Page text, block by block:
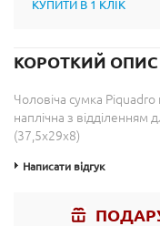
КУПИТИ В 1 КЛІК
КОРОТКИЙ ОПИС
Чоловіча сумка
наплічна з відділенням
(37,5x29x8)
Написати відгук